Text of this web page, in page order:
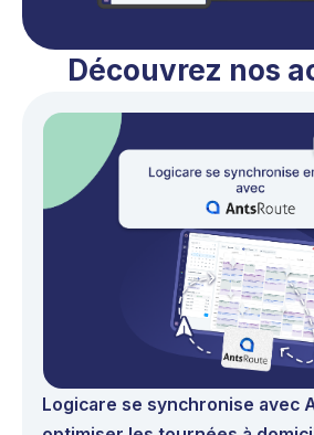
Découvrez nos
Logicare se synchronise avec